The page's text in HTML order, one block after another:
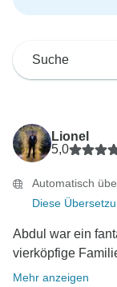
Lionel
5,0
Automatisch
Diese
Abdul war ein
vierköpfige
Mehr anzeigen